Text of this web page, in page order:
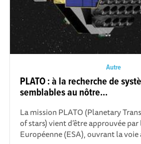
Autre
PLATO : à la recherche de
semblables au nôtre...
La mission PLATO (Planetary
of stars) vient d’être approuvée par
Européenne (ESA), ouvrant la voie